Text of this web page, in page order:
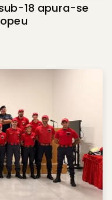
18 apura-se